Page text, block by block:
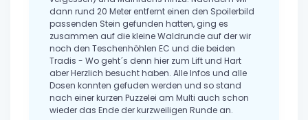
dann rund 20 Meter entfernt einen den Spoilerbild
passenden Stein gefunden hatten, ging es
zusammen auf die kleine Waldrunde auf der wir
noch den Teschenhöhlen EC und die beiden
Tradis - Wo geht´s denn hier zum Lift und Hart
aber Herzlich besucht haben. Alle Infos und alle
Dosen konnten gefuden werden und so stand
nach einer kurzen Puzzelei am Multi auch schon
wieder das Ende der kurzweiligen Runde an.